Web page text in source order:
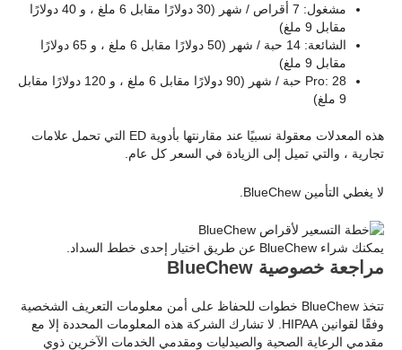
مشغول: 7 أقراص / شهر (30 دولارًا مقابل 6 ملغ ، و 40 دولارًا
مقابل 9 ملغ)
الشائعة: 14 حبة / شهر (50 دولارًا مقابل 6 ملغ ، و 65 دولارًا
مقابل 9 ملغ)
Pro: 28 حبة / شهر (90 دولارًا مقابل 6 ملغ ، و 120 دولارًا مقابل
9 ملغ)
هذه المعدلات معقولة نسبيًا عند مقارنتها بأدوية ED التي تحمل علامات
تجارية ، والتي تميل إلى الزيادة في السعر كل عام.
لا يغطي التأمين BlueChew.
يمكنك شراء BlueChew عن طريق اختيار إحدى خطط السداد.
مراجعة خصوصية BlueChew
تتخذ BlueChew خطوات للحفاظ على أمن معلومات التعريف الشخصية
وفقًا لقوانين HIPAA. لا تشارك الشركة هذه المعلومات المحددة إلا مع
مقدمي الرعاية الصحية والصيدليات ومقدمي الخدمات الآخرين ذوي